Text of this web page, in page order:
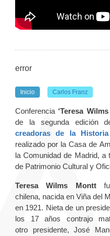
error
Inicio Carlos Franz
Conferencia ‘Teresa
de la segunda edición
creadoras de la
realizado por la Casa de
la Comunidad de Madrid,
de Patrimonio Cultural y
Teresa Wilms Montt
chilena, nacida en Viña del
en 1921. Nieta de un
los 17 años contrajo
otro presidente, José